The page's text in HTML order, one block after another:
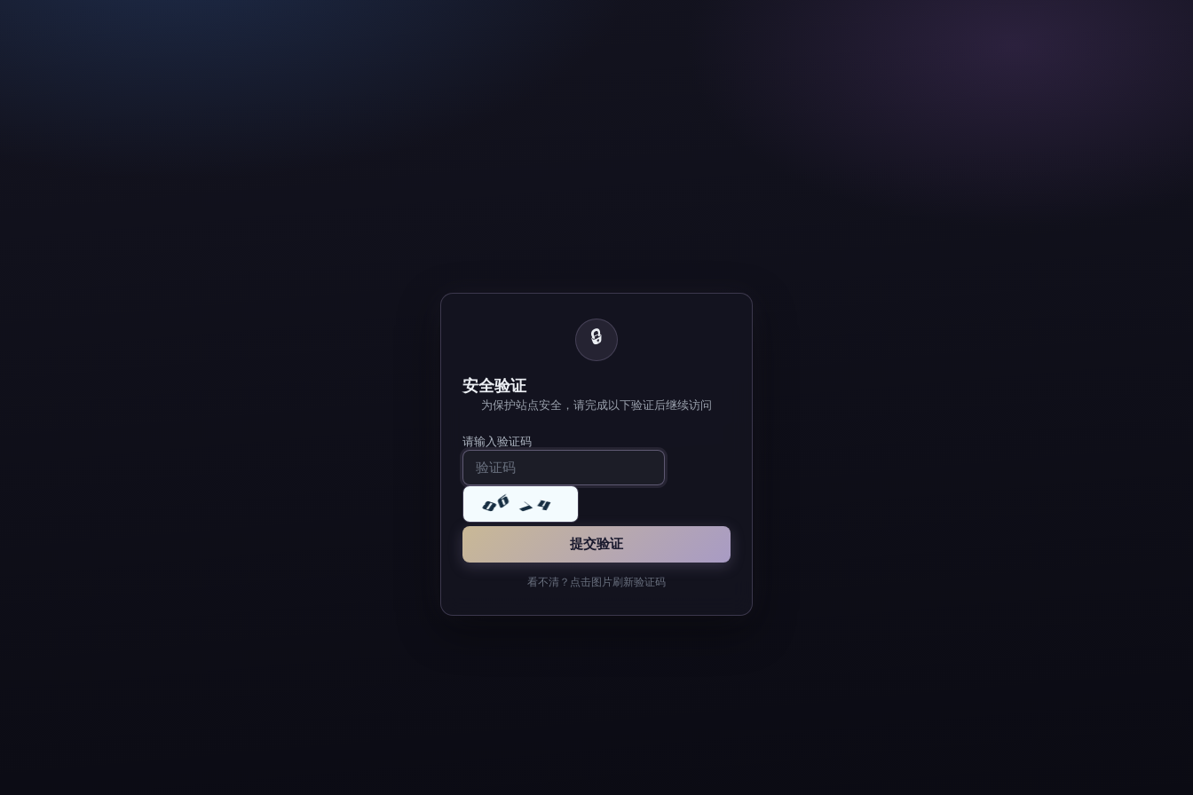
🔒
安全验证
为保护站点安全，请完成以下验证后继续访问
请输入验证码
看不清？点击图片刷新验证码